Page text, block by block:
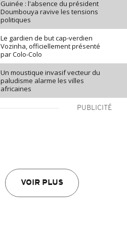
Guinée : l'absence du président
Doumbouya ravive les tensions
politiques
Le gardien de but cap-verdien
Vozinha, officiellement présenté
par Colo-Colo
Un moustique invasif vecteur du
paludisme alarme les villes
africaines
PUBLICITÉ
VOIR PLUS